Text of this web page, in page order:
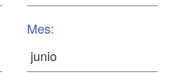
Mes: